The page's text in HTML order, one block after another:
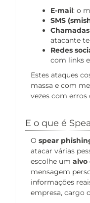
E-mail: o
SMS
atacante
Redes
com links
Estes ataques
massa e com
vezes com
E o que é
O spear
atacar várias
escolhe um alvo
mensagem
informações
empresa, cargo